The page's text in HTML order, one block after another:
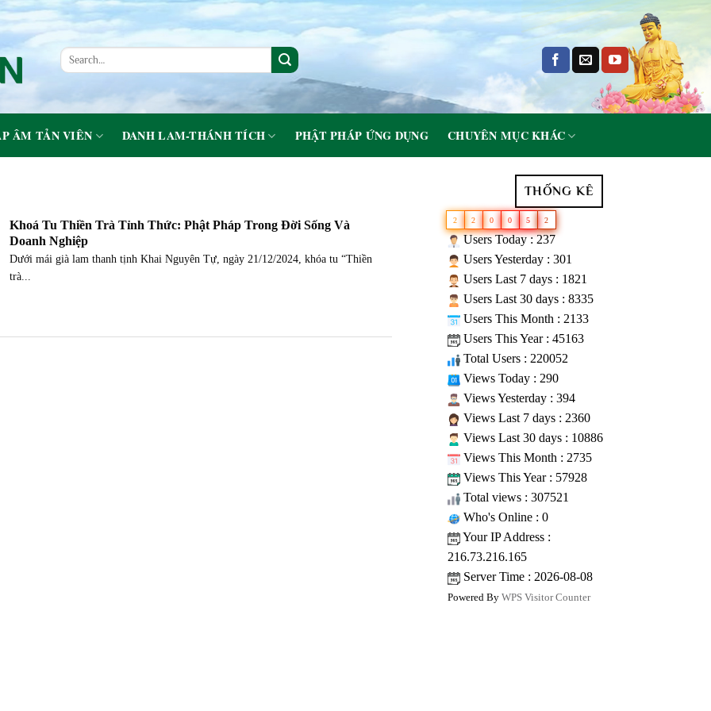
ÂM TẢN VIÊN DANH LAM-THÁNH TÍCH PHẬT PHÁP ỨNG DỤNG CHUYÊN MỤC KHÁC
Khoá Tu Thiền Trà Tỉnh Thức: Phật Pháp Trong Đời Sống Và
Doanh Nghiệp
Dưới mái già lam thanh tịnh Khai Nguyên Tự, ngày 21/12/2024, khóa tu “Thiền
trà...
THỐNG KÊ
2 2 0 0 5 2
Users Today : 237
Users Yesterday : 301
Users Last 7 days : 1821
Users Last 30 days : 8335
Users This Month : 2133
Users This Year : 45163
Total Users : 220052
Views Today : 290
Views Yesterday : 394
Views Last 7 days : 2360
Views Last 30 days : 10886
Views This Month : 2735
Views This Year : 57928
Total views : 307521
Who's Online : 0
Your IP Address :
216.73.216.165
Server Time : 2026-08-08
Powered By WPS Visitor Counter